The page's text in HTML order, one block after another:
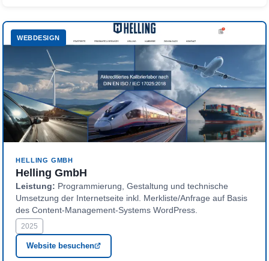
WEBDESIGN
HELLING GMBH
Helling GmbH
Leistung: Programmierung, Gestaltung und technische
Umsetzung der Internetseite inkl. Merkliste/Anfrage auf Basis
des Content-Management-Systems WordPress.
2025
Website besuchen